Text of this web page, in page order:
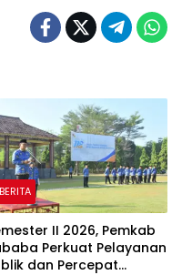
BERITA
II 2026, Pemkab
Perkuat Pelayanan
dan Percepat